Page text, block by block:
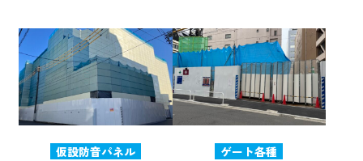
仮設防音パネル ゲート各種